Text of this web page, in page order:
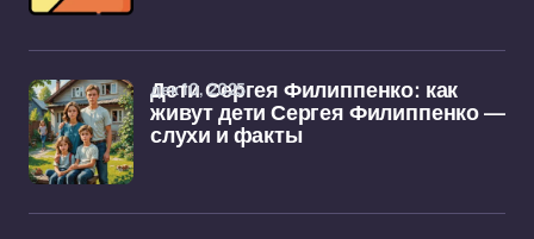
Дети Сергея Филиппенко: как
живут дети Сергея Филиппенко —
слухи и факты
дек 10, 2025